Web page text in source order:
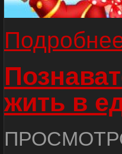
жить в